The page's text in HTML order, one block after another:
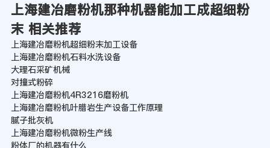
上海建冶磨粉机那种机器能加工成超细粉
末 相关推荐
上海建冶磨粉机超细粉末加工设备
上海建冶磨粉机石料水洗设备
大理石采矿机械
对撞式粉碎
上海建冶磨粉机4R3216磨粉机
上海建冶磨粉机叶腊岩生产设备工作原理
腻子批灰机
上海建冶磨粉机微粉生产线